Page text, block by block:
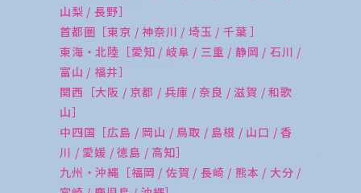
山梨 / 長野］
首都圏［東京 / 神奈川 / 埼玉 / 千葉 ］
東海・北陸［愛知 / 岐阜 / 三重 / 静岡 / 石川 /
富山 / 福井］
関西［大阪 / 京都 / 兵庫 / 奈良 / 滋賀 / 和歌
山］
中四国［広島 / 岡山 / 鳥取 / 島根 / 山口 / 香
川 / 愛媛 / 徳島 / 高知］
九州・沖縄［福岡 / 佐賀 / 長崎 / 熊本 / 大分 /